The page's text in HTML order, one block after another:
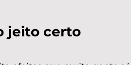
jeito certo